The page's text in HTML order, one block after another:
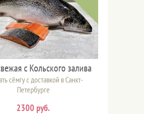
с Кольского залива
сёмгу с доставкой в Санкт-
Петербурге
2300 руб.